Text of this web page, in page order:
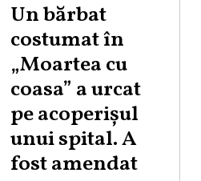
Un bărbat
costumat în
„Moartea cu
coasa” a urcat
pe acoperișul
unui spital. A
fost amendat